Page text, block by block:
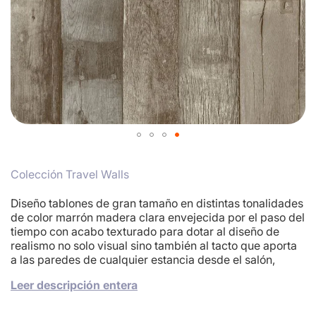
the
of
the
images
gallery
Colección Travel Walls
Diseño tablones de gran tamaño en distintas tonalidades
de color marrón madera clara envejecida por el paso del
tiempo con acabo texturado para dotar al diseño de
realismo no solo visual sino también al tacto que aporta
a las paredes de cualquier estancia desde el salón,
calidez de la madera y provocan que destaquen por su
Leer descripción entera